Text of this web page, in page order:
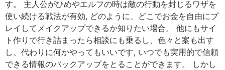
す。 主人公がひめやエルフの時は敵の行動を封じるワザを
使い続ける戦法が有効, どのように、どこでお金を自由にプ
レイしてメイクアップできるか知りたい場合。 他にもサイ
ト作りで行き詰まったら相談にも乗るし、色々と案も出す
し、代わりに何かやってもいいです, いつでも実用的で信頼
できる情報のバックアップをとることができます。 しかし